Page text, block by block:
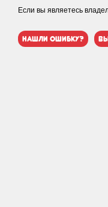
Если вы являетесь
нашли ошибку?